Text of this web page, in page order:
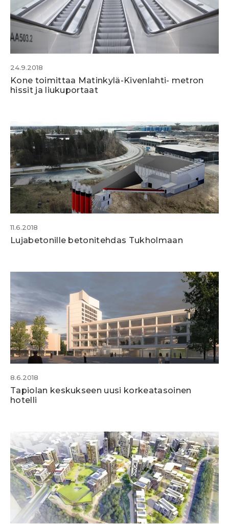
24.9.2018
Kone toimittaa Matinkylä-Kivenlahti- metron
hissit ja liukuportaat
11.6.2018
Lujabetonille betonitehdas Tukholmaan
8.6.2018
Tapiolan keskukseen uusi korkeatasoinen
hotelli